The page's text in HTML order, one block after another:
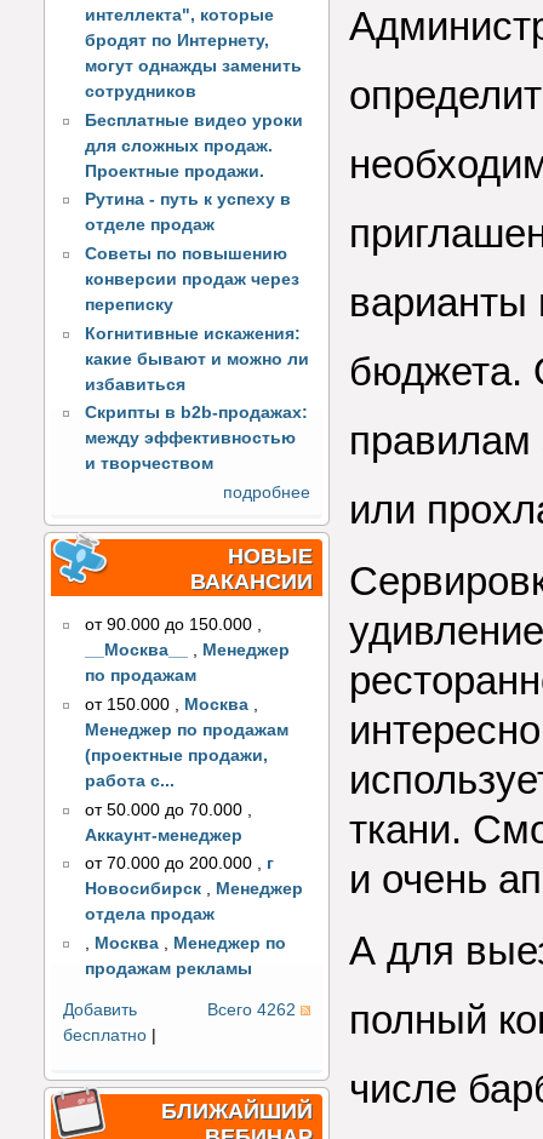
интеллекта", которые
бродят по Интернету,
могут однажды заменить
сотрудников
Бесплатные видео уроки
для сложных продаж.
Проектные продажи.
Рутина - путь к успеху в
отделе продаж
Советы по повышению
конверсии продаж через
переписку
Когнитивные искажения:
какие бывают и можно ли
избавиться
Скрипты в b2b-продажах:
между эффективностью
и творчеством
подробнее
НОВЫЕ
ВАКАНСИИ
от 90.000 до 150.000 ,
__Москва__
, Менеджер
по продажам
от 150.000
Москва
Менеджер по продажам
(проектные продажи,
работа с...
от 50.000 до 70.000
Аккаунт-менеджер
от 70.000 до 200.000 , г
Новосибирск , Менеджер
отдела продаж
, Москва , Менеджер по
продажам рекламы
Всего 4262
Добавить
бесплатно
БЛИЖАЙШИЙ
бюджета.
правилам
или
ткани.
и очень
А для
полный
числе